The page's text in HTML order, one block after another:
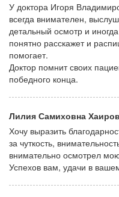
У доктора Игоря
всегда внимателен,
детальный осмотр и
понятно расскажет и
помогает.
Доктор помнит своих
победного конца.
Лилия Самиховна
Хочу выразить
за чуткость,
внимательно осмотрел
Успехов вам, удачи в